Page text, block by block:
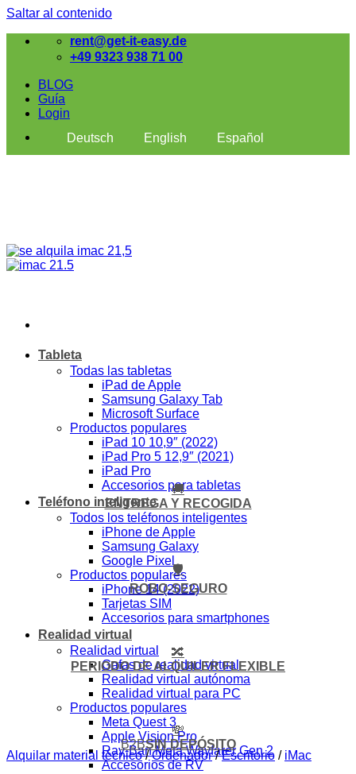
Saltar al contenido
rent@get-it-easy.de
+49 9323 938 71 00
BLOG
Guía
Login
Deutsch
English Español
Tableta
Todas las tabletas
iPad de Apple
Samsung Galaxy Tab
Microsoft Surface
Productos populares
iPad 10 10,9″ (2022)
iPad Pro 5 12,9″ (2021)
iPad Pro
Accesorios para tabletas
Teléfono inteligente
Todos los teléfonos inteligentes
iPhone de Apple
Samsung Galaxy
Google Pixel
Productos populares
iPhone 14 (2022)
Tarjetas SIM
Accesorios para smartphones
Realidad virtual
Realidad virtual
Gafas de realidad virtual
Realidad virtual autónoma
Realidad virtual para PC
Productos populares
Meta Quest 3
Apple Vision Pro
Ray-Ban Meta Wayfarer Gen 2
Accesorios de RV
🚚
ENTREGA Y RECOGIDA
🛡️
ROBO-SEGURO
🔀
PERIODO DE ALQUILER FLEXIBLE
💸
B2BSIN DEPÓSITO
Alquilar material técnico / Ordenador / Escritorio / iMac